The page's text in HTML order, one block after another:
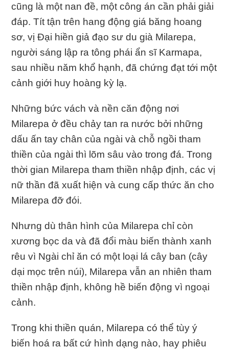
cũng là một nan đề, một công án cần phải giải
đáp. Tít tận trên hang động giá băng hoang
sơ, vị Đại hiền giả đạo sư du già Milarepa,
người sáng lập ra tông phái ẩn sĩ Karmapa,
sau nhiều năm khổ hạnh, đã chứng đạt tới một
cảnh giới huy hoàng kỳ lạ.
Những bức vách và nền căn động nơi
Milarepa ở đều chảy tan ra nước bởi những
dấu ấn tay chân của ngài và chỗ ngồi tham
thiền của ngài thì lõm sâu vào trong đá. Trong
thời gian Milarepa tham thiền nhập định, các vị
nữ thần đã xuất hiện và cung cấp thức ăn cho
Milarepa đỡ đói.
Nhưng dù thân hình của Milarepa chỉ còn
xương bọc da và đã đổi màu biến thành xanh
rêu vì Ngài chỉ ăn có một loại lá cây ban (cây
dại mọc trên núi), Milarepa vẫn an nhiên tham
thiền nhập định, không hề biến động vì ngoại
cảnh.
Trong khi thiền quán, Milarepa có thể tùy ý
biến hoá ra bất cứ hình dạng nào, hay phiêu